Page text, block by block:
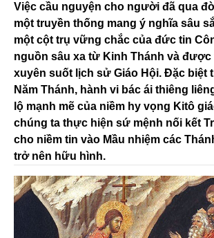
Việc cầu nguyện cho người đã qua
một truyền thống mang ý nghĩa sâu
một cột trụ vững chắc của đức tin
nguồn sâu xa từ Kinh Thánh và
xuyên suốt lịch sử Giáo Hội. Đặc biệt
Năm Thánh, hành vi bác ái thiêng
lộ mạnh mẽ của niềm hy vọng Kitô
chúng ta thực hiện sứ mệnh nối kết
cho niềm tin vào Mầu nhiệm các
trở nên hữu hình.